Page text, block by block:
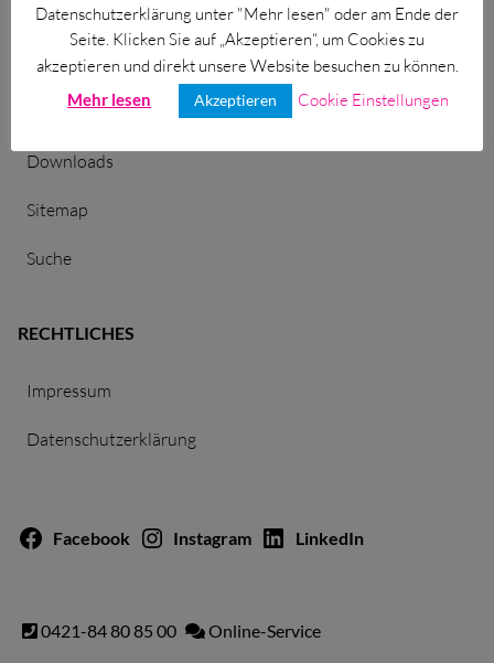
Vorsorge – Welche passt zu mir?
Lexikon
Einfache Sprache
Downloads
Sitemap
Suche
RECHTLICHES
Impressum
Datenschutzerklärung
Facebook Instagram LinkedIn
0421-84 80 85 00 Online-Service
Datenschutzerklärung unter "Mehr lesen" oder am Ende der
Seite. Klicken Sie auf „Akzeptieren“, um Cookies zu
akzeptieren und direkt unsere Website besuchen zu können.
Mehr lesen Akzeptieren Cookie Einstellungen